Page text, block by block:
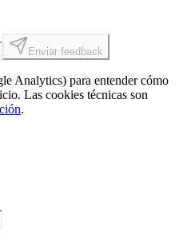
Enviar feedback
Analytics) para entender cómo
Las cookies técnicas son
.